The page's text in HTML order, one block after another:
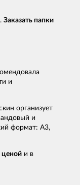
Заказать папки
и
организует
и
формат: А3,
ценой и в